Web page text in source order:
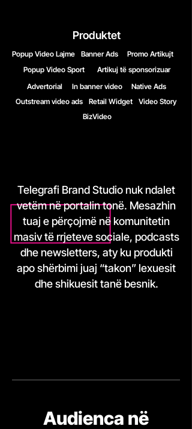
Produktet
Popup Video Lajme Banner Ads
Promo Artikujt
Popup Video Sport
Artikuj të sponsorizuar
Advertorial
In banner video
Native Ads
Outstream video ads
Retail Widget
Video Story
BizVideo
Telegrafi Brand Studio nuk ndalet
vetëm në portalin tonë. Mesazhin
tuaj e përçojmë në komunitetin
masiv të rrjeteve sociale, podcasts
dhe newsletters, aty ku produkti
apo shërbimi juaj “takon” lexuesit
dhe shikuesit tanë besnik.
Audienca në